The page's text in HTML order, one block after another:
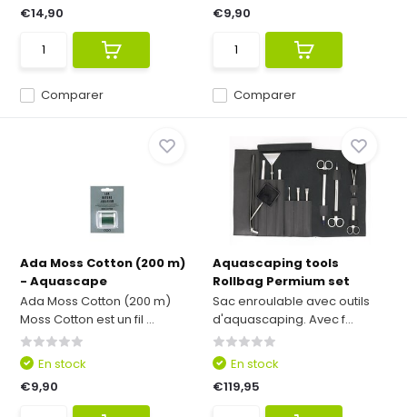
Comparer
€14,90
Comparer
€9,90
Ada Moss Cotton (200 m)
- Aquascape
Ada Moss Cotton (200 m)
Moss Cotton est un fil ...
En stock
€9,90
Aquascaping tools
Rollbag Permium set
Sac enroulable avec outils
d'aquascaping. Avec f...
En stock
€119,95